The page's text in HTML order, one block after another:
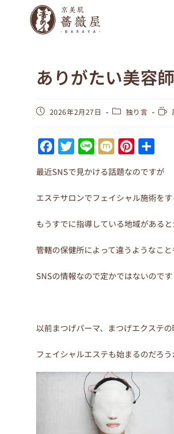
ありがたい美容
2026年2月27日 独り言
F
a
c
e
o
o
k
T
w
itt
er
Li
n
e
M
ix
i
Pi
nt
er
e
有
最近SNSで見かける話題なのですが
エステサロンでフェイシャル施術を
もうすでに指導している地域があると
管轄の保健所によって違うようなこ
SNSの情報なので定かではないのです
以前まつげパーマ、まつげエクステ
フェイシャルエステも始まるのだろ